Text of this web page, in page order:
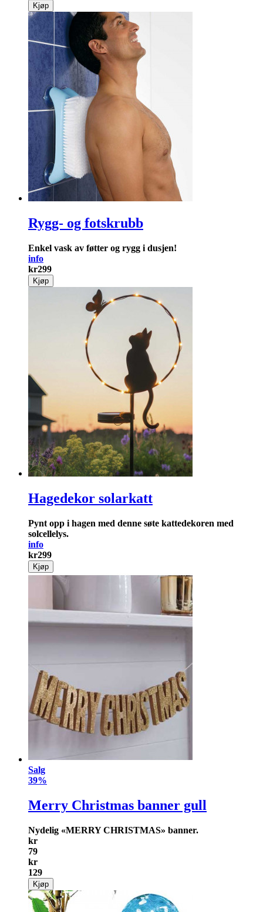
Kjøp
Rygg- og fotskrubb
Enkel vask av føtter og rygg i dusjen!
info
kr299
Kjøp
Hagedekor solarkatt
Pynt opp i hagen med denne søte kattedekoren med
solcelle­lys.
info
kr299
Kjøp
Salg
39%
Merry Christmas banner gull
Nydelig «MERRY CHRISTMAS» banner.
kr
79
kr
129
Kjøp